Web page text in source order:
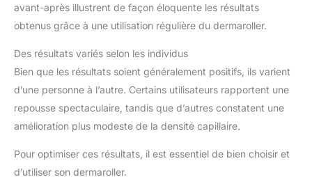
avant-après illustrent de façon éloquente les résultats
obtenus grâce à une utilisation régulière du dermaroller.
Des résultats variés selon les individus
Bien que les résultats soient généralement positifs, ils varient
d’une personne à l’autre. Certains utilisateurs rapportent une
repousse spectaculaire, tandis que d’autres constatent une
amélioration plus modeste de la densité capillaire.
Pour optimiser ces résultats, il est essentiel de bien choisir et
d’utiliser son dermaroller.